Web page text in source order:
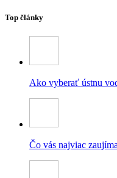
Top články
Ako vyberať ústnu
Čo vás najviac